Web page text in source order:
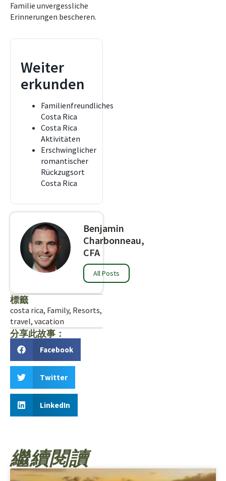
Familie unvergessliche
Erinnerungen bescheren.
Weiter
erkunden
Familienfreundliches
Costa Rica
Costa Rica
Aktivitäten
Erschwinglicher
romantischer
Rückzugsort
Costa Rica
Benjamin
Charbonneau,
CFA
All Posts
標籤
costa rica, Family, Resorts,
travel, vacation
分享此故事：
Facebook
Twitter
LinkedIn
繼續閱讀